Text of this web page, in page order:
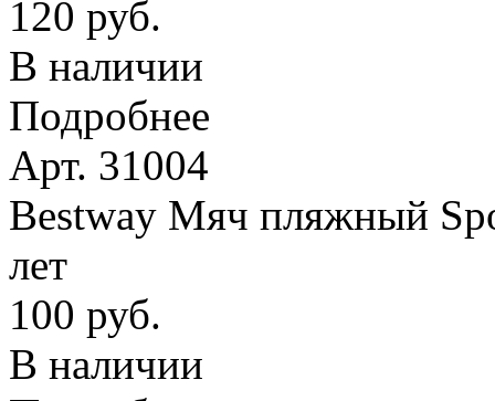
120 руб.
В наличии
Подробнее
Арт. 31004
Bestway Мяч пляжный
лет
100 руб.
В наличии